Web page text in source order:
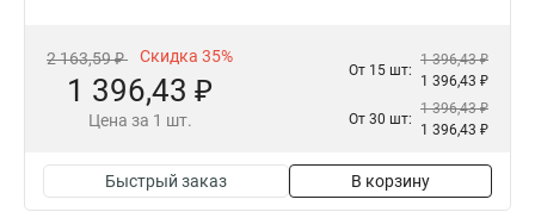
2 163,59 ₽ Скидка 35%
1 396,43 ₽
Цена за 1 шт.
От 15 шт:
1 396,43 ₽
1 396,43 ₽
От 30 шт:
1 396,43 ₽
1 396,43 ₽
Быстрый заказ В корзину